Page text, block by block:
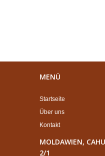
MENÜ
Startseite
Über uns
Kontakt
MOLDAWIEN,
2/1